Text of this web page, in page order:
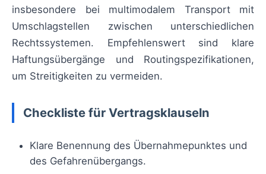
insbesondere bei multimodalem Transport mit
Umschlagstellen zwischen unterschiedlichen
Rechtssystemen. Empfehlenswert sind klare
Haftungsübergänge und Routingspezifikationen,
um Streitigkeiten zu vermeiden.
Checkliste für Vertragsklauseln
Klare Benennung des Übernahmepunktes und
des Gefahrenübergangs.